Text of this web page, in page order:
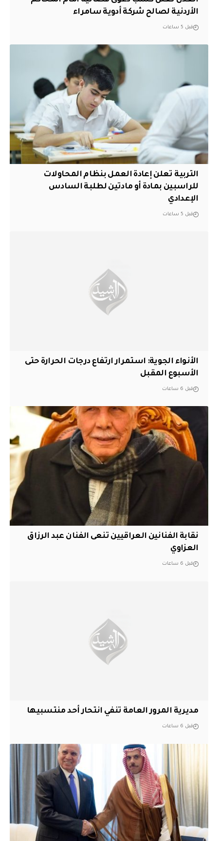
الأردنية لصالح شركة أدوية سامراء
قبل 5 ساعات
التربية تعلن إعادة العمل بنظام المحاولات
للراسبين بمادة أو مادتين لطلبة السادس
الإعدادي
قبل 5 ساعات
الأنواء الجوية: استمرار ارتفاع درجات الحرارة حتى
الأسبوع المقبل
قبل 6 ساعات
نقابة الفنانين العراقيين تنعى الفنان عبد الرزاق
العزاوي
قبل 6 ساعات
مديرية المرور العامة تنفي انتحار أحد منتسبيها
قبل 6 ساعات